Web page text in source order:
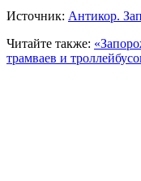
Источник: Антикор.
Читайте также:
трамваев и